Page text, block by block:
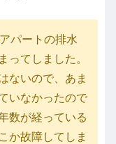
パートの排水
ってしました。
ないので、あま
いなかったので
数が経っている
か故障してしま